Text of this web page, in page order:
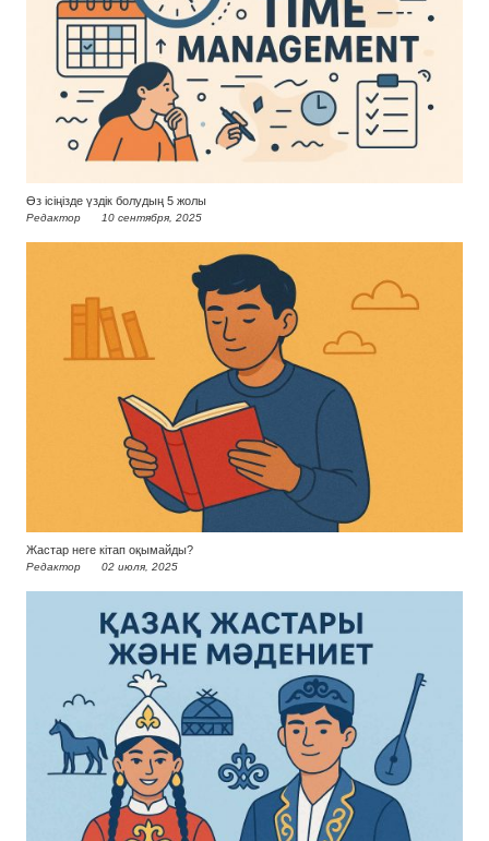
Өз ісіңізде үздік болудың 5 жолы
Редактор 10 сентября, 2025
Жастар неге кітап оқымайды?
Редактор 02 июля, 2025